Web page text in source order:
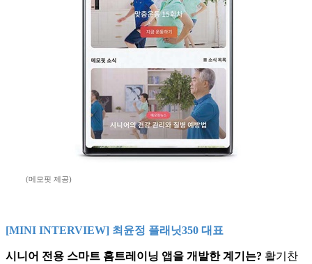
(메모핏 제공)
[MINI INTERVIEW] 최윤정 플래닛350 대표
시니어 전용 스마트 홈트레이닝 앱을 개발한 계기는? 활기찬